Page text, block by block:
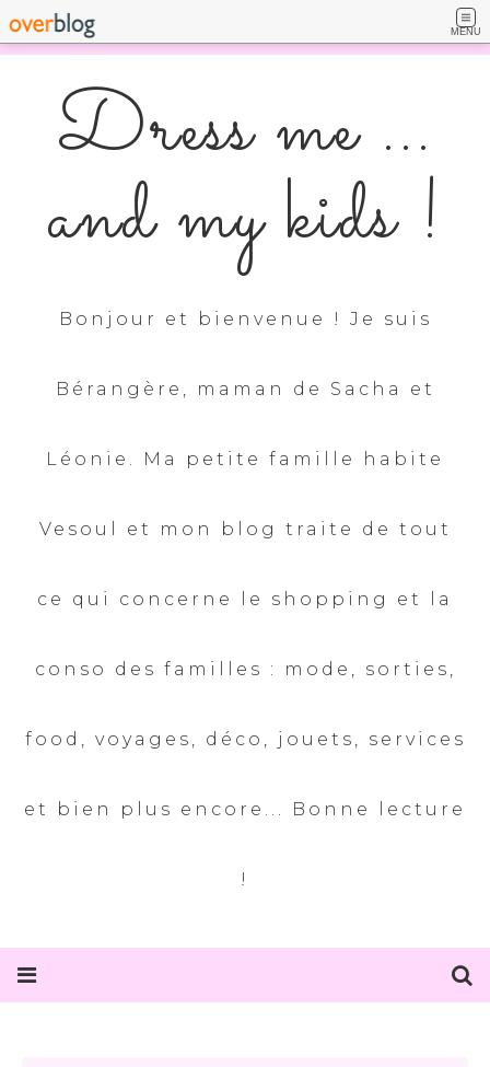
MENU
Dress me ...
and my kids !
Bonjour et bienvenue ! Je suis
Bérangère, maman de Sacha et
Léonie. Ma petite famille habite
Vesoul et mon blog traite de tout
ce qui concerne le shopping et la
conso des familles : mode, sorties,
food, voyages, déco, jouets, services
et bien plus encore... Bonne lecture
!